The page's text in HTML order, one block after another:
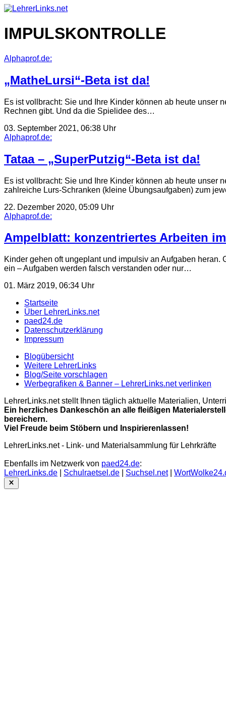
Skip
content
IMPULSKONTROLLE
Alphaprof.de:
„MatheLursi“-Beta ist da!
Es ist vollbracht: Sie und Ihre Kinder können ab heute unser
Rechnen gibt. Und da die Spielidee des…
03. September 2021, 06:38 Uhr
Alphaprof.de:
Tataa – „SuperPutzig“-Beta ist da!
Es ist vollbracht: Sie und Ihre Kinder können ab heute unser
zahlreiche Lurs-Schranken (kleine Übungsaufgaben) zum
22. Dezember 2020, 05:09 Uhr
Alphaprof.de:
Ampelblatt: konzentriertes Arbeiten
Kinder gehen oft ungeplant und impulsiv an Aufgaben
ein – Aufgaben werden falsch verstanden oder nur…
01. März 2019, 06:34 Uhr
Startseite
Über LehrerLinks.net
paed24.de
Datenschutzerklärung
Impressum
Blogübersicht
Weitere LehrerLinks
Blog/Seite vorschlagen
Werbegrafiken & Banner – LehrerLinks.net verlinken
LehrerLinks.net stellt Ihnen täglich aktuelle Materialien,
Ein herzliches Dankeschön an alle fleißigen
bereichern.
Viel Freude beim Stöbern und Inspirierenlassen!
LehrerLinks.net - Link- und Materialsammlung für Lehrkräfte
Ebenfalls im Netzwerk von paed24.de:
LehrerLinks.de
Schulraetsel.de Suchsel.net|
Close